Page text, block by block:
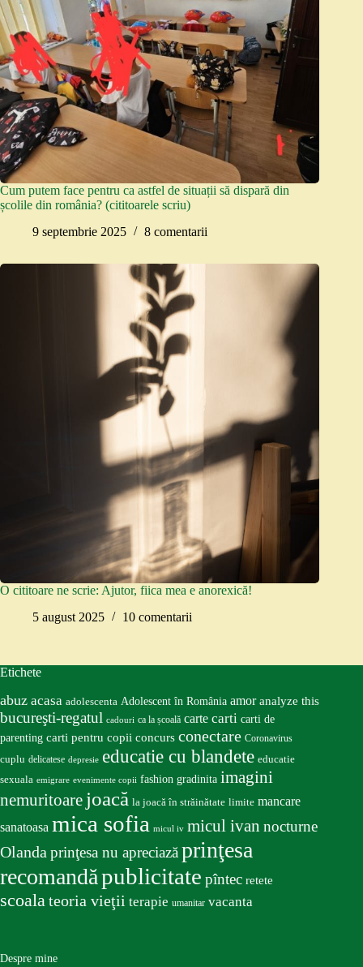
Cum putem face pentru ca astfel de situații să dispară din
școlile din românia? (cititoarele scriu)
9 septembrie 2025
8 comentarii
O cititoare ne scrie: Ajutor, fiica mea e anorexică!
5 august 2025
10 comentarii
Etichete
abuz acasa adolescenta Adolescent în România amor analyze this
bucureşti-regatul cadouri ca la școală carte carti carti de
parenting carti pentru copii concurs conectare Coronavirus
cuplu delicatese depresie educatie cu blandete educatie
sexuala emigrare evenimente copii fashion gradinita imagini
nemuritoare joacă la joacă în străinătate limite mancare
sanatoasa mica sofia micul iv micul ivan nocturne
Olandaprinţesa nu apreciazăprinţesa
recomandăpublicitate pîntec retete
scoalateoria vieţii terapie umanitar vacanta
Despre mine